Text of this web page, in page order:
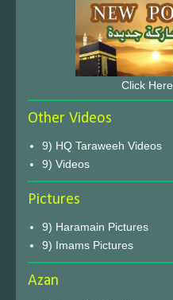
Click Here
Other Videos
9) HQ Taraweeh Videos
9) Videos
Pictures
9) Haramain Pictures
9) Imams Pictures
Azan